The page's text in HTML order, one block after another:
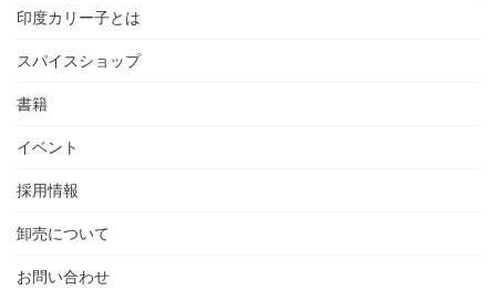
印度カリー子とは
スパイスショップ
書籍
イベント
採用情報
卸売について
お問い合わせ